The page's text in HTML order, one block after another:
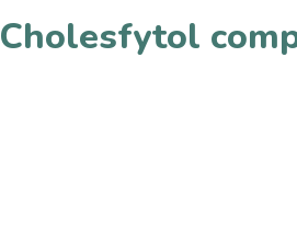
Cholesfytol